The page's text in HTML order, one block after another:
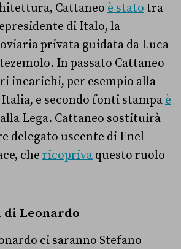
Cattaneo è stato tra
di Italo, la
privata guidata da Luca
In passato Cattaneo
incarichi, per esempio alla
Italia, e secondo fonti stampa è
Lega. Cattaneo sostituirà
delegato uscente di Enel
che ricopriva questo ruolo
Leonardo
ci saranno Stefano